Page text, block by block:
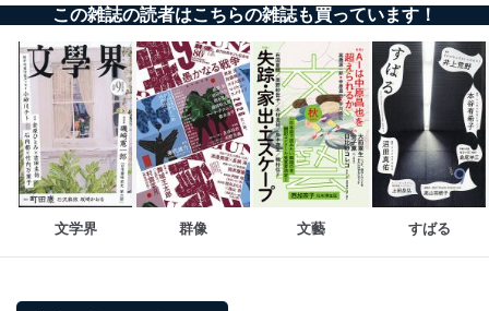
の不要なアクセスを防止しています。
アクセス者の識別と認証
機器に標準装備されているユーザー制御機能（ユ
ーザーアカウント制御）により、個人情報データ
ベース等を取り扱う情報システムを使用する従業
者を識別・認証しています。
外部からの不正アクセス等の防止
個人データを取り扱う機器等のオペレーティング
システムを最新の状態に保持しています。
個人データを取り扱う機器等にセキュリティ対策
ソフトウェア等を導入し、自動更新 機能等の活用
この雑誌の読者はこちらの雑誌も買っています！
文学界 群像 文藝 すばる